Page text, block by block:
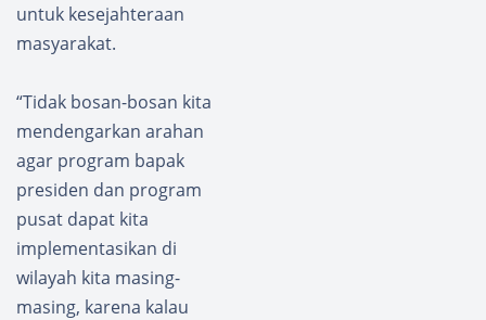
untuk kesejahteraan
masyarakat.
“Tidak bosan-bosan kita
mendengarkan arahan
agar program bapak
presiden dan program
pusat dapat kita
implementasikan di
wilayah kita masing-
masing, karena kalau